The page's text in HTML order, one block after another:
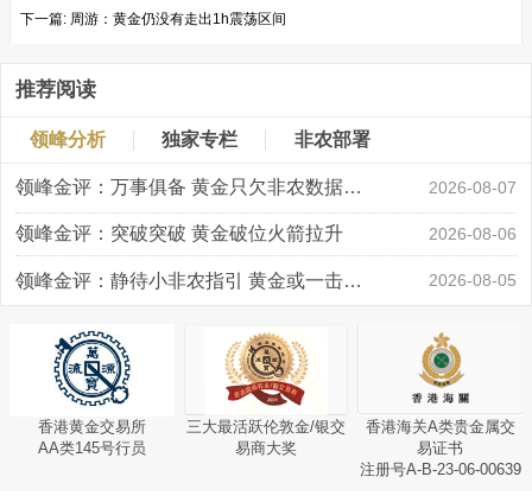
下一篇: 周游：黄金仍没有走出1h震荡区间
推荐阅读
领峰分析 独家专栏 非农部署
领峰金评：万事俱备 黄金只欠非农数据“东风” 2026-08-07
领峰金评：突破突破 黄金破位火箭拉升 2026-08-06
领峰金评：静待小非农指引 黄金或一击破局 2026-08-05
香港黄金交易所
AA类145号行员
三大最活跃伦敦金/银交
易商大奖
香港海关A类贵金属交
易证书
注册号A-B-23-06-00639